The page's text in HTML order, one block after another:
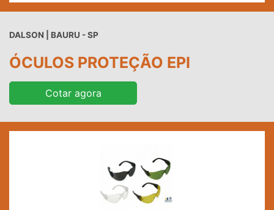
DALSON | BAURU - SP
ÓCULOS PROTEÇÃO EPI
Cotar agora